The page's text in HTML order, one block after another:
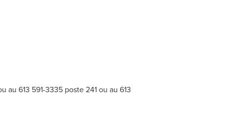
au 613 591-3335 poste 241 ou au 613